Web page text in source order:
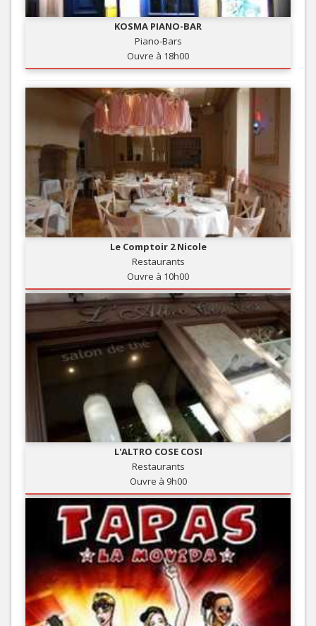
KOSMA PIANO-BAR
Piano-Bars
Ouvre à 18h00
Le Comptoir 2 Nicole
Restaurants
Ouvre à 10h00
L'ALTRO COSE COSI
Restaurants
Ouvre à 9h00